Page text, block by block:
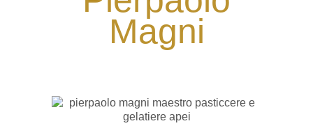
Magni